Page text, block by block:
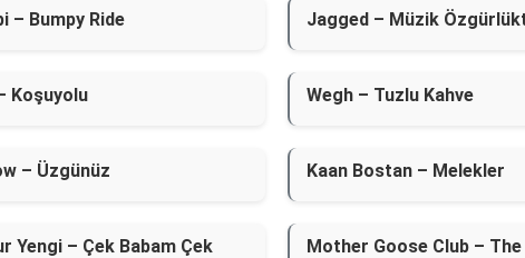
– Bumpy Ride Jagged – Müzik
Koşuyolu Wegh – Tuzlu Kahve
– Üzgünüz Kaan Bostan – Melekler
Yengi – Çek Babam Çek
Mother Goose Club –